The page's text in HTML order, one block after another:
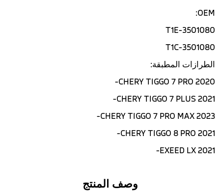
OEM:
T1E-3501080
T1C-3501080
الطرازات المطبقة:
CHERY TIGGO 7 PRO 2020-
CHERY TIGGO 7 PLUS 2021-
CHERY TIGGO 7 PRO MAX 2023-
CHERY TIGGO 8 PRO 2021-
EXEED LX 2021-
وصف المنتج